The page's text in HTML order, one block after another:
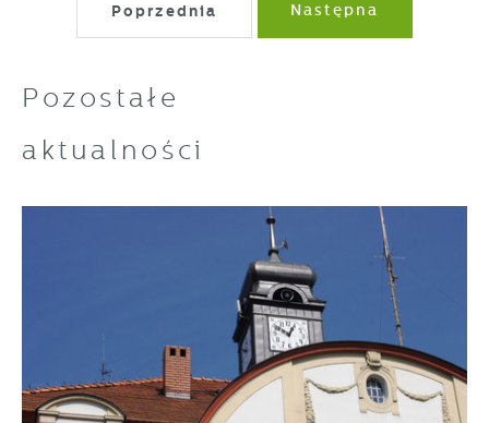
Poprzednia Następna
Pozostałe
aktualności